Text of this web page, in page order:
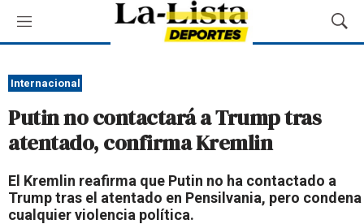
M
e
ú
M
o
q
Internacional
Putin no contactará a Trump tras
atentado, confirma Kremlin
El Kremlin reafirma que Putin no ha contactado a
Trump tras el atentado en Pensilvania, pero condena
cualquier violencia política.